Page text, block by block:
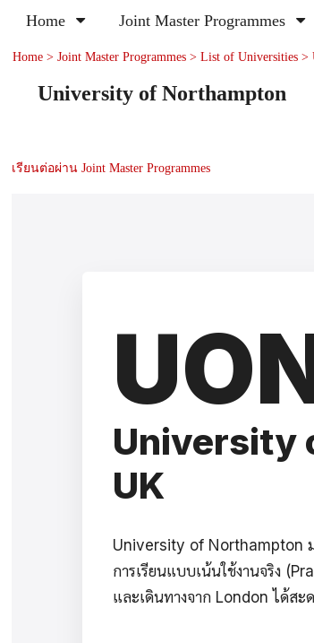
Home Joint Master Programmes
Home> Joint Master Programmes> List of Universities>
University of Northampton
เรียนต่อผ่าน Joint Master Programmes
University
UK
University of Northampton ม
การเรียนแบบเน้นใช้งานจริง
และเดินทางจาก London ได้สะ